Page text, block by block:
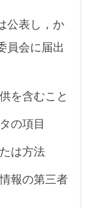
公表し，か
員会に届出
を含むこと
の項目
は方法
報の第三者